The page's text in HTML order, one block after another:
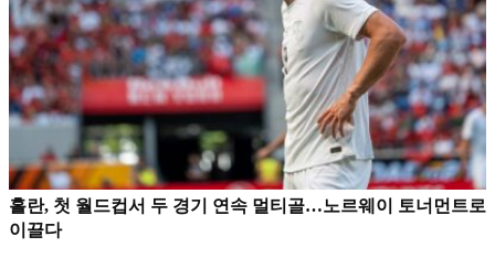
홀란, 첫 월드컵서 두 경기 연속 멀티골…노르웨이 토너먼트로
이끌다